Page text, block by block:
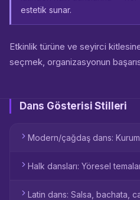
estetik sunar.
Etkinlik türüne ve seyirci
seçmek, organizasyonun
Dans Gösterisi Stilleri
Modern/çağdaş dans:
Halk dansları: Yöresel
Latin dans: Salsa, bachata,